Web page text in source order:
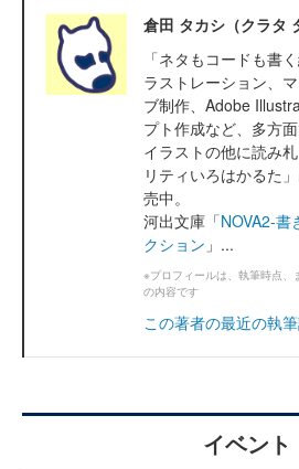
倉田 タカシ（クラタ
「ネタもコードも書
ラストレーション、
ブ制作、Adobe
プト作成など、多方面
イラストの他に読み
リティいろはかるた
売中。
河出文庫「NOVA2-書
クション 」...
※プロフィールは、執筆時点、
の内容です
この著者の最近の執
イベント